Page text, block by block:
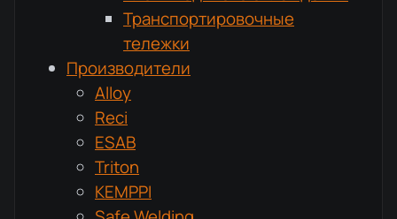
Транспортировочные
тележки
Производители
Alloy
Reci
ESAB
Triton
KEMPPI